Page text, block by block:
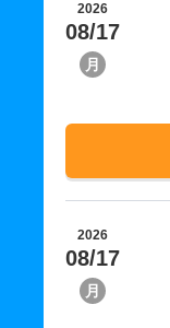
2026
08/17
月
2026
08/17
月